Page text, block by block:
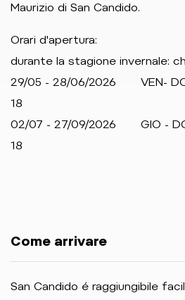
Maurizio di San Candido.
Orari d'apertura:
durante la stagione invernale:
29/05 - 28/06/2026 VEN-
18
02/07 - 27/09/2026 GIO -
18
Come arrivare
San Candido é raggiungibile